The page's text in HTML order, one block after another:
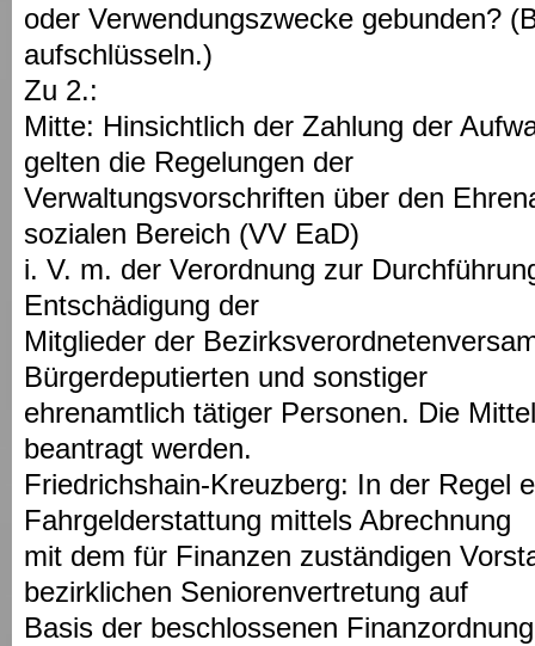
oder Verwendungszwecke gebunden?
aufschlüsseln.)
Zu 2.:
Mitte: Hinsichtlich der Zahlung der
gelten die Regelungen der
Verwaltungsvorschriften über den
sozialen Bereich (VV EaD)
i. V. m. der Verordnung zur
Entschädigung der
Mitglieder der
Bürgerdeputierten und sonstiger
ehrenamtlich tätiger Personen. Die
beantragt werden.
Friedrichshain-Kreuzberg: In der Regel
Fahrgelderstattung mittels Abrechnung
mit dem für Finanzen zuständigen
bezirklichen Seniorenvertretung auf
Basis der beschlossenen